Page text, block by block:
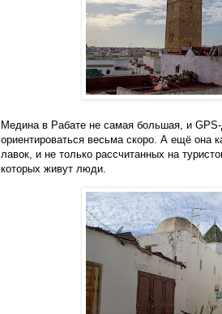
Медина в Рабате не самая большая, и
ориентироваться весьма скоро. А ещё она
лавок, и не только рассчитанных на
которых живут люди.